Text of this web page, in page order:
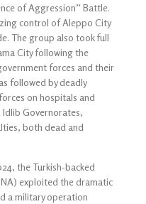
of Aggression” Battle.
control of Aleppo City
The group also took full
City following the
forces and their
followed by deadly
on hospitals and
Governorates,
both dead and
the Turkish-backed
exploited the dramatic
a military operation